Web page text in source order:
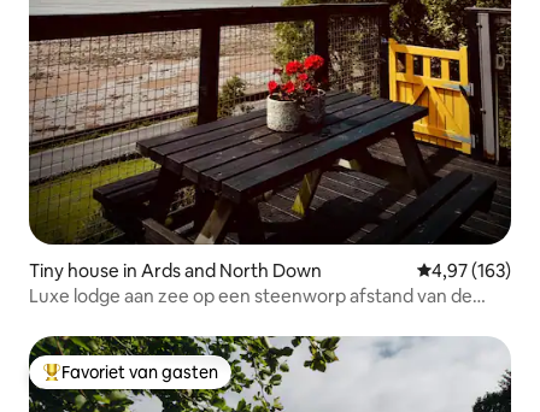
Tiny house in Ards and North Down Gemiddelde
4,97 (163)
Luxe lodge aan zee op een steenworp afstand van de
Topfavoriet van gasten
Favoriet van gasten